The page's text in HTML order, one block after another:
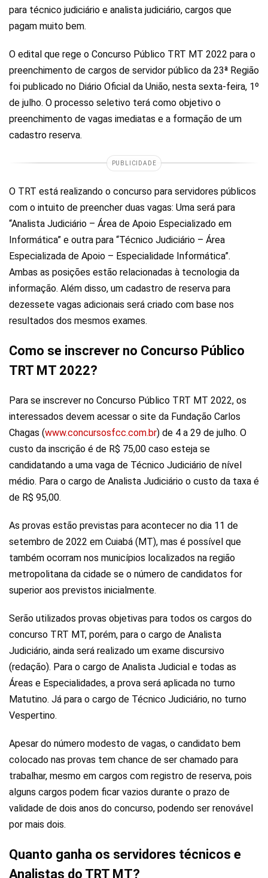
para técnico judiciário e analista judiciário, cargos que
pagam muito bem.
O edital que rege o Concurso Público TRT MT 2022 para o
preenchimento de cargos de servidor público da 23ª Região
foi publicado no Diário Oficial da União, nesta sexta-feira, 1º
de julho. O processo seletivo terá como objetivo o
preenchimento de vagas imediatas e a formação de um
cadastro reserva.
PUBLICIDADE
O TRT está realizando o concurso para servidores públicos
com o intuito de preencher duas vagas: Uma será para
“Analista Judiciário – Área de Apoio Especializado em
Informática” e outra para “Técnico Judiciário – Área
Especializada de Apoio – Especialidade Informática”.
Ambas as posições estão relacionadas à tecnologia da
informação. Além disso, um cadastro de reserva para
dezessete vagas adicionais será criado com base nos
resultados dos mesmos exames.
Como se inscrever no Concurso Público
TRT MT 2022?
Para se inscrever no Concurso Público TRT MT 2022, os
interessados devem acessar o site da Fundação Carlos
Chagas (www.concursosfcc.com.br) de 4 a 29 de julho. O
custo da inscrição é de R$ 75,00 caso esteja se
candidatando a uma vaga de Técnico Judiciário de nível
médio. Para o cargo de Analista Judiciário o custo da taxa é
de R$ 95,00.
As provas estão previstas para acontecer no dia 11 de
setembro de 2022 em Cuiabá (MT), mas é possível que
também ocorram nos municípios localizados na região
metropolitana da cidade se o número de candidatos for
superior aos previstos inicialmente.
Serão utilizados provas objetivas para todos os cargos do
concurso TRT MT, porém, para o cargo de Analista
Judiciário, ainda será realizado um exame discursivo
(redação). Para o cargo de Analista Judicial e todas as
Áreas e Especialidades, a prova será aplicada no turno
Matutino. Já para o cargo de Técnico Judiciário, no turno
Vespertino.
Apesar do número modesto de vagas, o candidato bem
colocado nas provas tem chance de ser chamado para
trabalhar, mesmo em cargos com registro de reserva, pois
alguns cargos podem ficar vazios durante o prazo de
validade de dois anos do concurso, podendo ser renovável
por mais dois.
Quanto ganha os servidores técnicos e
Analistas do TRT MT?